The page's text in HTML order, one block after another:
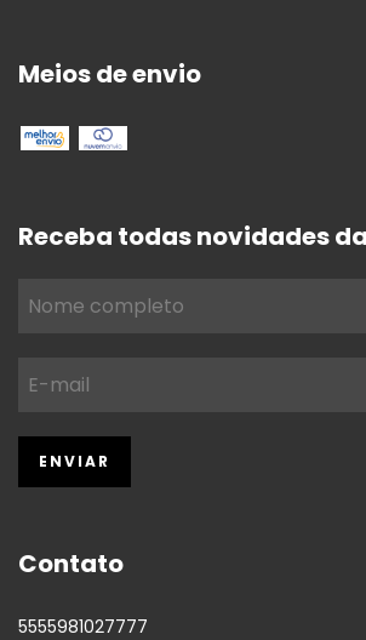
Meios de envio
Receba todas novidades
Contato
5555981027777